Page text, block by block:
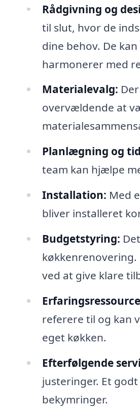
Rådgivning og
til slut, hvor de
dine behov. De
harmonerer med
Materialevalg:
overvældende at
Planlægning og
team kan hjælpe
Installation: Med
bliver installeret
Budgetstyring:
ved at give klare
referere til og kan
eget køkken.
Efterfølgende
justeringer. Et
bekymringer.